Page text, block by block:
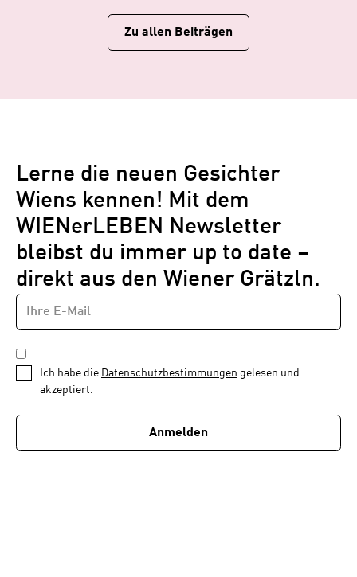
Zu allen Beiträgen
Lerne die neuen Gesichter
Wiens kennen! Mit dem
WIENerLEBEN Newsletter
bleibst du immer up to date –
direkt aus den Wiener Grätzln.
Newsletter
1
von
E-
MAIL-
ADRESSE
DATENSCHUTZBESTIMMUNGEN
*
Ich habe die Datenschutzbestimmungen gelesen und
akzeptiert.
Anmelden